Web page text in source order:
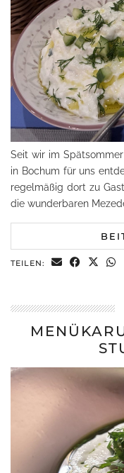
Seit wir im
in Bochum für uns
regelmäßig dort zu
die wunderbaren
TEILEN: